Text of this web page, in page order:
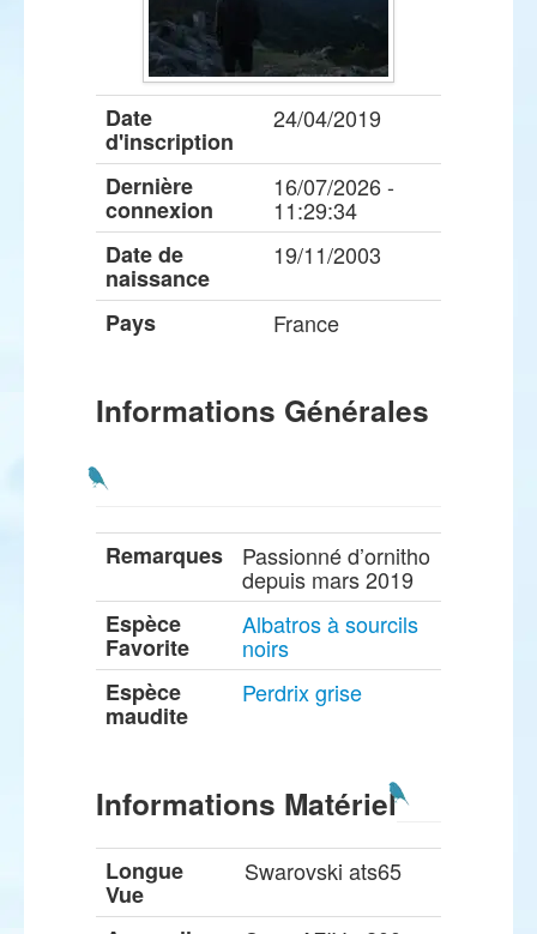
Date
d'inscription
24/04/2019
Dernière
connexion
16/07/2026 -
11:29:34
Date de
naissance
19/11/2003
Pays France
Informations Générales
Remarques Passionné d’ornitho
depuis mars 2019
Espèce
Favorite
Albatros à sourcils
noirs
Espèce
maudite
Perdrix grise
Informations Matériel
Longue
Vue
Swarovski ats65